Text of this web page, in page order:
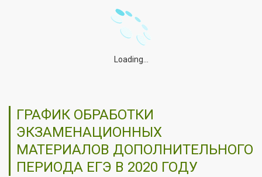
Loading...
ГРАФИК ОБРАБОТКИ
ЭКЗАМЕНАЦИОННЫХ
МАТЕРИАЛОВ ДОПОЛНИТЕЛЬНОГО
ПЕРИОДА ЕГЭ В 2020 ГОДУ